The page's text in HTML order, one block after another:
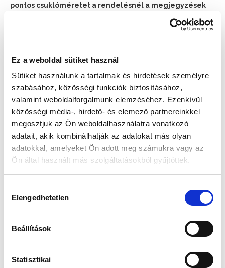
Ez a weboldal sütiket használ
Sütiket használunk a tartalmak és hirdetések személyre
szabásához, közösségi funkciók biztosításához,
valamint weboldalforgalmunk elemzéséhez. Ezenkívül
közösségi média-, hirdető- és elemező partnereinkkel
megosztjuk az Ön weboldalhasználatra vonatkozó
adatait, akik kombinálhatják az adatokat más olyan
adatokkal, amelyeket Ön adott meg számukra vagy az
Ön által használt más szolgáltatásokból gyűjtöttek.
kiválasztása
Elengedhetetlen
Beállítások
Statisztikai
pontos csuklóméretet a rendelésnél a megjegyzések
Augusztus 11. (Kedd)📦
Készleten:RAKTÁRON
27 490 Ft 22 990 Ft
Az elmúlt 30 nap legjobb ára: 22 990 Ft